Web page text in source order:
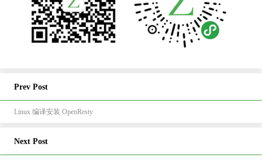
Prev Post
Linux 编译安装 OpenResty
Next Post